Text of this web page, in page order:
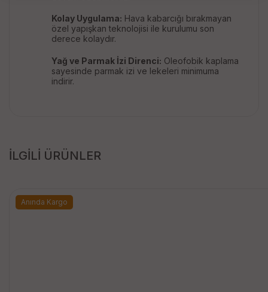
Kolay Uygulama: Hava kabarcığı bırakmayan
özel yapışkan teknolojisi ile kurulumu son
derece kolaydır.
Yağ ve Parmak İzi Direnci: Oleofobik kaplama
sayesinde parmak izi ve lekeleri minimuma
indirir.
İLGİLİ ÜRÜNLER
Anında Kargo